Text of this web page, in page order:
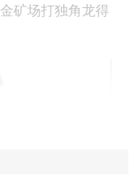
矿场打独角龙得